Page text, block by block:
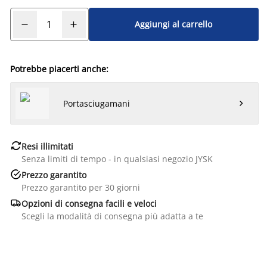
Aggiungi al carrello
Potrebbe piacerti anche:
Portasciugamani 
Resi illimitati
Senza limiti di tempo - in qualsiasi negozio JYSK
Prezzo garantito
Prezzo garantito per 30 giorni
Opzioni di consegna facili e veloci
Scegli la modalità di consegna più adatta a te